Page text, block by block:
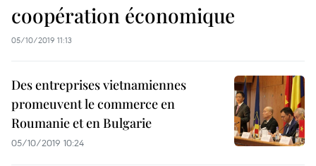
coopération économique
05/10/2019 11:13
Des entreprises vietnamiennes
promeuvent le commerce en
Roumanie et en Bulgarie
05/10/2019 10:24